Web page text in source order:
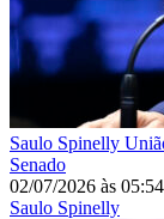
Saulo Spinelly
Senado
02/07/2026 às 05:54
Saulo Spinelly